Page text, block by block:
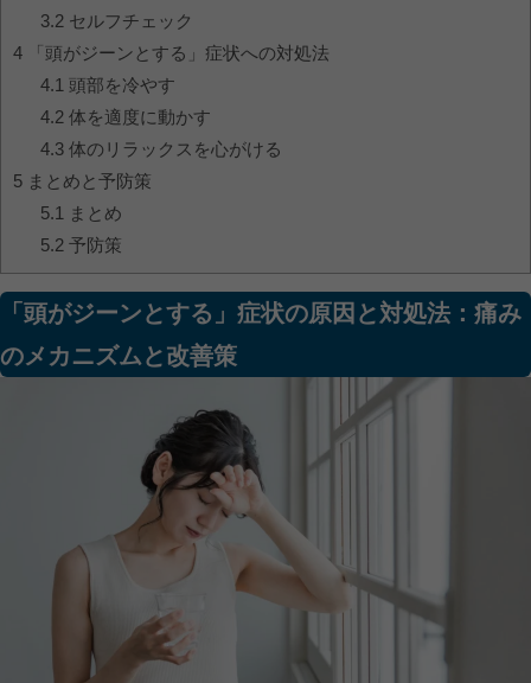
3.2セルフチェック
4 「頭がジーンとする」症状への対処法
4.1 頭部を冷やす
4.2体を適度に動かす
4.3体のリラックスを心がける
5 まとめと予防策
5.1
まとめ
5.2予防策
「頭がジーンとする」症状の原因と対処法：痛み
のメカニズムと改善策